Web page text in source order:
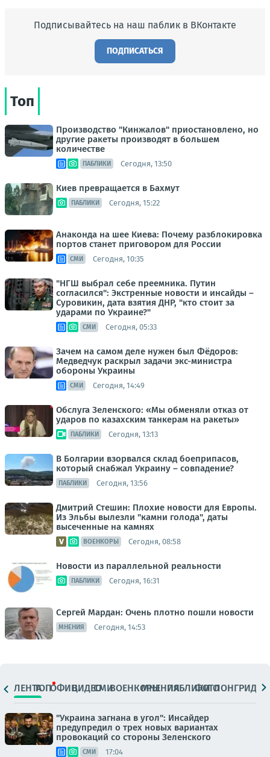
Подписывайтесь на наш паблик в ВКонтакте
ПОДПИСАТЬСЯ
Топ
Производство "Кинжалов" приостановлено, но
другие ракеты производят в большем
количестве
ПАБЛИКИ Сегодня, 13:50
Киев превращается в Бахмут
ПАБЛИКИ Сегодня, 15:22
Анаконда на шее Киева: Почему разблокировка
портов станет приговором для России
СМИ Сегодня, 10:35
"НГШ выбрал себе преемника. Путин
согласился": Экстренные новости и инсайды –
Суровикин, дата взятия ДНР, "кто стоит за
ударами по Украине?"
СМИ Сегодня, 05:33
Зачем на самом деле нужен был Фёдоров:
Медведчук раскрыл задачи экс-министра
обороны Украины
СМИ Сегодня, 14:49
Обслуга Зеленского: «Мы обменяли отказ от
ударов по казахским танкерам на ракеты»
ПАБЛИКИ Сегодня, 13:13
В Болгарии взорвался склад боеприпасов,
который снабжал Украину – совпадение?
ПАБЛИКИ Сегодня, 13:56
Дмитрий Стешин: Плохие новости для Европы.
Из Эльбы вылезли "камни голода", даты
высеченные на камнях
ВОЕНКОРЫ Сегодня, 08:58
Новости из параллельной реальности
ПАБЛИКИ Сегодня, 16:31
Сергей Мардан: Очень плотно пошли новости
МНЕНИЯ Сегодня, 14:53
ЛЕНТАТОПОФИЦ.ВИДЕОСМИВОЕНКОРЫМНЕНИЯПАБЛИКИ
ФОТОЛОНГРИДЫ
"Украина загнана в угол": Инсайдер
предупредил о трех новых вариантах
провокаций со стороны Зеленского
СМИ 17:04